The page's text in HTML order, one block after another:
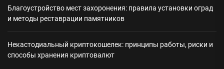
Благоустройство мест захоронения: правила установки оград
и методы реставрации памятников
Некастодиальный криптокошелек: принципы работы, риски и
способы хранения криптовалют